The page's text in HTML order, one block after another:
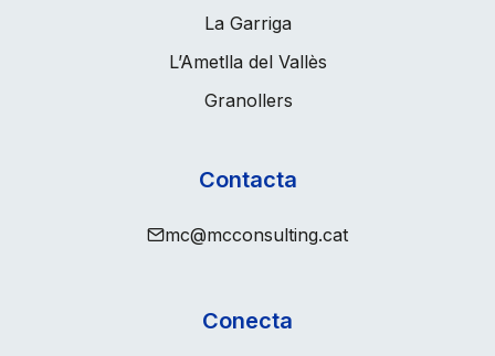
La Garriga
L’Ametlla del Vallès
Granollers
Contacta
mc@mcconsulting.cat
Conecta